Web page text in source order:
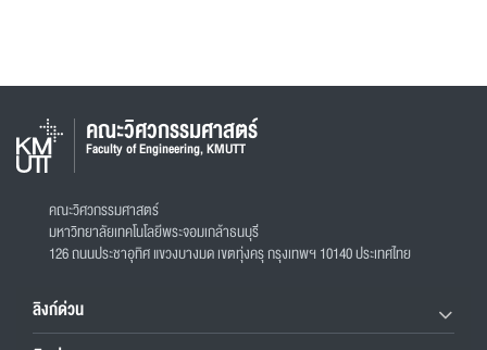
คณะวิศวกรรมศาสตร์
Faculty of Engineering, KMUTT
คณะวิศวกรรมศาสตร์
มหาวิทยาลัยเทคโนโลยีพระจอมเกล้าธนบุรี
126 ถนนประชาอุทิศ แขวงบางมด เขตทุ่งครุ กรุงเทพฯ 10140 ประเทศไทย
ลิงก์ด่วน